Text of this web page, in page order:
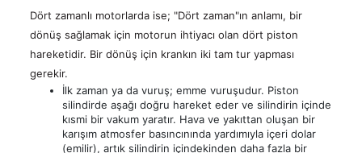
Güç
Hesaplama
-
Kva
Hesaplama
РУС
العربية
Dört zamanlı motorlarda ise; "Dört zaman"ın anlamı, bir
dönüş sağlamak için motorun ihtiyacı olan dört piston
hareketidir. Bir dönüş için krankın iki tam tur yapması
gerekir.
İlk zaman ya da vuruş; emme vuruşudur. Piston
silindirde aşağı doğru hareket eder ve silindirin içinde
kısmi bir vakum yaratır. Hava ve yakıttan oluşan bir
karışım atmosfer basıncınında yardımıyla içeri dolar
(emilir), artık silindirin içindekinden daha fazla bir